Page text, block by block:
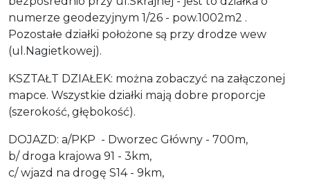
numerze geodezyjnym 1/26 - pow.1002m2 .
Pozostałe działki położone są przy drodze wew
(ul.Nagietkowej).
KSZTAŁT DZIAŁEK: można zobaczyć na załączonej
mapce. Wszystkie działki mają dobre proporcje
(szerokość, głębokość).
DOJAZD: a/PKP - Dworzec Główny - 700m,
b/ droga krajowa 91 - 3km,
c/ wjazd na drogę S14 - 9km,